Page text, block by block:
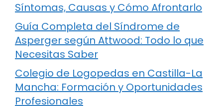
Síntomas, Causas y Cómo Afrontarlo
Guía Completa del Síndrome de
Asperger según Attwood: Todo lo que
Necesitas Saber
Colegio de Logopedas en Castilla-La
Mancha: Formación y Oportunidades
Profesionales